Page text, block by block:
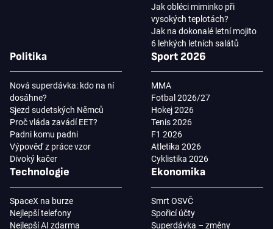
Jak obléci miminko při
vysokých teplotách?
Jak na dokonalé letní mojito
6 lehkých letních salátů
Politika
Nová superdávka: kdo na ní
dosáhne?
Sjezd sudetských Němců
Proč vláda zavádí EET?
Padni komu padni
Výpověď z práce vzor
Divoký kačer
Sport 2026
MMA
Fotbal 2026/27
Hokej 2026
Tenis 2026
F1 2026
Atletika 2026
Cyklistika 2026
Technologie
SpaceX na burze
Nejlepší telefony
Nejlepší AI zdarma
Ekonomika
Smrt OSVČ
Spořicí účty
Superdávka – změny